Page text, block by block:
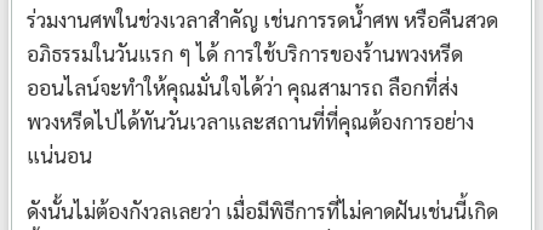
ร่วมงานศพในช่วงเวลาสำคัญ เช่นการรดน้ำศพ หรือคืนสวด
อภิธรรมในวันแรก ๆ ได้ การใช้บริการของร้านพวงหรีด
ออนไลน์จะทำให้คุณมั่นใจได้ว่า คุณสามารถ ลือกที่ส่ง
พวงหรีดไปได้ทันวันเวลาและสถานที่ที่คุณต้องการอย่าง
แน่นอน
ดังนั้นไม่ต้องกังวลเลยว่า เมื่อมีพิธีการที่ไม่คาดฝันเช่นนี้เกิด